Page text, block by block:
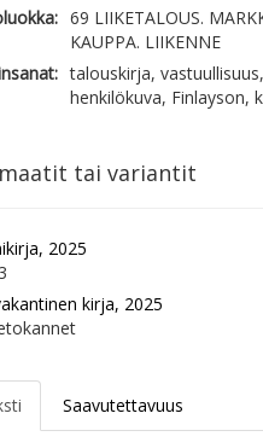
69 LIIKETALOUS.
KAUPPA. LIIKENNE
talouskirja,
henkilökuva, Finlayson,
tai variantit
2025
kirja, 2025
Saavutettavuus